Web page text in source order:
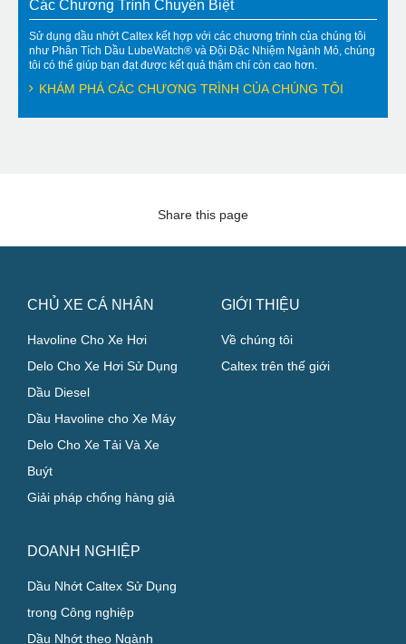
Các Chương Trình Chuyên Biệt
Sử dụng dầu nhớt Caltex kết hợp với các chương trình của chúng tôi
như Phân Tích Dầu LubeWatch® và Đội Đặc Nhiệm Ngành Mỏ, chúng
tôi có thể giúp bạn đạt được kết quả thậm chí còn cao hơn.
KHÁM PHÁ CÁC CHƯƠNG TRÌNH CỦA CHÚNG TÔI
Share this page
CHỦ XE CÁ NHÂN
Havoline Cho Xe Hơi
Delo Cho Xe Hơi Sử Dụng
Dầu Diesel
Dầu Havoline cho Xe Máy
Delo Cho Xe Tải Và Xe
Buýt
Giải pháp chống hàng giả
DOANH NGHIỆP
Dầu Nhớt Caltex Sử Dụng
trong Công nghiệp
Dầu Nhớt theo Ngành
GIỚI THIỆU
Về chúng tôi
Caltex trên thế giới